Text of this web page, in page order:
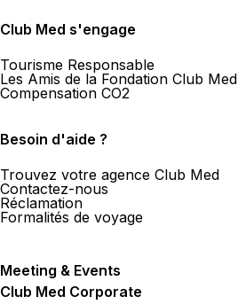
Club Med s'engage
Tourisme Responsable
Les Amis de la Fondation Club Med
Compensation CO2
Besoin d'aide ?
Trouvez votre agence Club Med
Contactez-nous
Réclamation
Formalités de voyage
Meeting & Events
Club Med Corporate